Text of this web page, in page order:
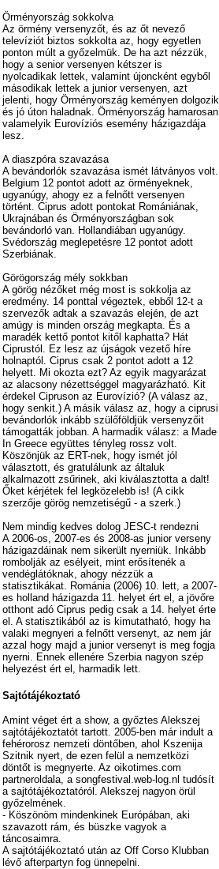
Örményország sokkolva
Az örmény versenyzőt, és az őt nevező
televíziót biztos sokkolta az, hogy egyetlen
ponton múlt a győzelmük. De ha azt nézzük,
hogy a senior versenyen kétszer is
nyolcadikak lettek, valamint újoncként egyből
másodikak lettek a junior versenyen, azt
jelenti, hogy Örményország keményen dolgozik
és jó úton haladnak. Örményország hamarosan
valamelyik Eurovíziós esemény házigazdája
lesz.
A diaszpóra szavazása
A bevándorlók szavazása ismét látványos volt.
Belgium 12 pontot adott az örményeknek,
ugyanúgy, ahogy ez a felnőtt versenyen
történt. Ciprus adott pontokat Romániának,
Ukrajnában és Örményországban sok
bevándorló van. Hollandiában ugyanúgy.
Svédország meglepetésre 12 pontot adott
Szerbiának.
Görögország mély sokkban
A görög nézőket még most is sokkolja az
eredmény. 14 ponttal végeztek, ebből 12-t a
szervezők adtak a szavazás elején, de azt
amúgy is minden ország megkapta. És a
maradék kettő pontot kitől kaphatta? Hát
Ciprustól. Ez lesz az újságok vezető híre
holnaptól. Ciprus csak 2 pontot adott a 12
helyett. Mi okozta ezt? Az egyik magyarázat
az alacsony nézettséggel magyarázható. Kit
érdekel Cipruson az Eurovízió? (A válasz az,
hogy senkit.) A másik válasz az, hogy a ciprusi
bevándorlók inkább szülőföldjük versenyzőit
támogatták jobban. A harmadik válasz: a Made
In Greece együttes tényleg rossz volt.
Köszönjük az ERT-nek, hogy ismét jól
választott, és gratulálunk az általuk
alkalmazott zsűrinek, aki kiválasztotta a dalt!
Őket kérjétek fel legközelebb is! (A cikk
szerzője görög nemzetiségű - a szerk.)
Nem mindig kedves dolog JESC-t rendezni
A 2006-os, 2007-es és 2008-as junior verseny
házigazdáinak nem sikerült nyerniük. Inkább
rombolják az esélyeit, mint erősítenék a
vendéglátóknak, ahogy nézzük a
statisztikákat. Románia (2006) 10. lett, a 2007-
es holland házigazda 11. helyet ért el, a jövőre
otthont adó Ciprus pedig csak a 14. helyet érte
el. A statisztikából az is kimutatható, hogy ha
valaki megnyeri a felnőtt versenyt, az nem jár
azzal hogy majd a junior versenyt is meg fogja
nyerni. Ennek ellenére Szerbia nagyon szép
helyezést ért el, harmadik lett.
Sajtótájékoztató
Amint véget ért a show, a győztes Alekszej
sajtótájékoztatót tartott. 2005-ben már indult a
fehérorosz nemzeti döntőben, ahol Kszenija
Szitnik nyert, de ezen felül a nemzetközi
döntőt is megnyerte. Az oikotimes.com
partneroldala, a songfestival.web-log.nl tudósít
a sajtótájékoztatóról. Alekszej nagyon örül
győzelmének.
- Köszönöm mindenkinek Európában, aki
szavazott rám, és büszke vagyok a
táncosaimra.
A sajtótájékoztató után az Off Corso Klubban
lévő afterpartyn fog ünnepelni.